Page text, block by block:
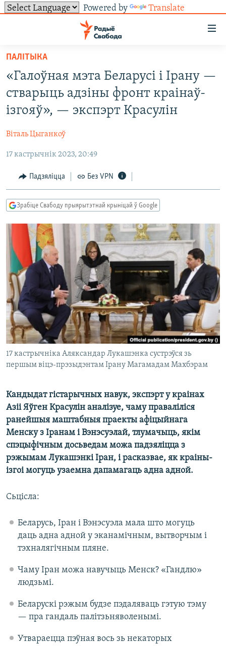
Powered by Translate
ўнівэрсальнага
доступу
Перайсьці
галоўнага
зьместу
Перайсьці
да
навігацыі
Перайсьці
пошуку
УСЕ НАВІНЫ
ВІДЭА І ФОТА
ПАЛІТЫКА
ЭКАНОМІКА
ВАЙНА
ПАЛІТВЯЗЬНІ
КУЛЬТУРА
КАЛЯНДАР
ТОЛЬКІ НА СВАБОДЗЕ
ГІСТОРЫЯ НА СВАБОДЗЕ
ПАДКАСТЫ
КНІГІ
PREMIUM
МОВА
НА ХВАЛЯХ СВАБОДЫ
СУВЯЗЬ
ПАДЗЯЛІЦЦА ІНФАРМАЦЫЯЙ
ПАДКАСТЫ
FACEBOOK
ПАЛІТЫКА
«Галоўная мэта Беларусі і Ірану —
стварыць адзіны фронт краінаў-
ізгояў», — экспэрт Красулін
Віталь Цыганкоў
17 кастрычнік 2023, 20:49
Падзяліцца Без VPN
Зрабіце Свабоду прыярытэтнай крыніцай ў Google
17 кастрычніка Аляксандар Лукашэнка сустрэўся зь
першым віцэ-прэзыдэнтам Ірану Магамадам Махбэрам
Кандыдат гістарычных навук, экспэрт у краінах
Азіі Яўген Красулін аналізуе, чаму праваліліся
ранейшыя маштабныя праекты афіцыйнага
Менску з Іранам і Вэнэсуэлай, тлумачыць, якім
спэцыфічным досьведам можа падзяліцца з
рэжымам Лукашэнкі Іран, і расказвае, як краіны-
ізгоі могуць узаемна дапамагаць адна адной.
Сьцісла:
Беларусь, Іран і Вэнэсуэла мала што могуць
даць адна адной у эканамічным, вытворчым і
тэхналягічным пляне.
Чаму Іран можа навучыць Менск? «Гандлю»
людзьмі.
Беларускі рэжым будзе пэдаляваць гэтую тэму
— пра гандаль палітзьняволенымі.
Утвараецца пэўная вось зь некаторых